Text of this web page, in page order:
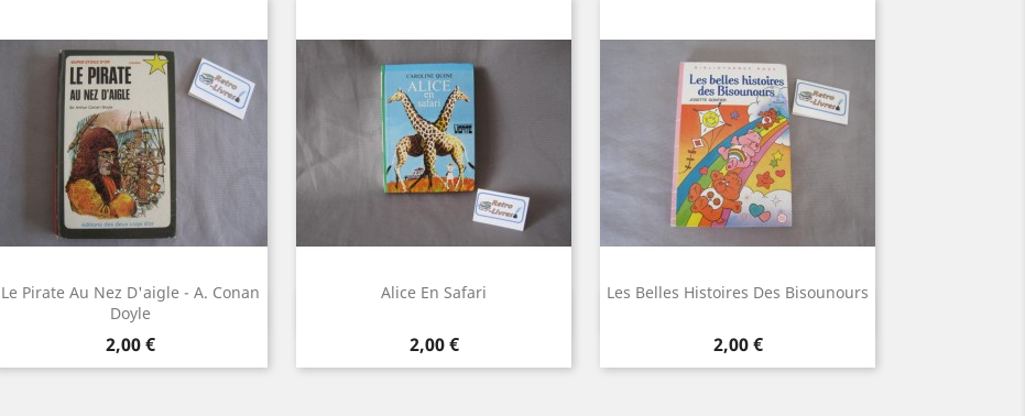
Le Pirate Au Nez D'aigle - A. Conan
Doyle
Prix
2,00 €
Aperçu rapide
Alice En Safari
Prix
2,00 €
Les Belles Histoires Des Bisounours
Prix
2,00 €